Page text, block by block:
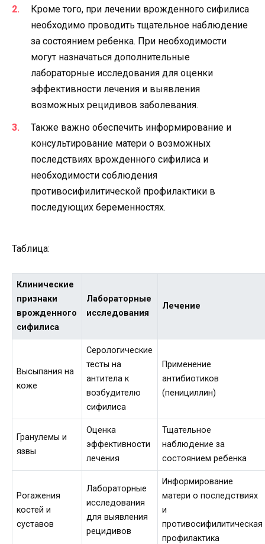
Кроме того, при лечении врожденного сифилиса
необходимо проводить тщательное наблюдение
за состоянием ребенка. При необходимости
могут назначаться дополнительные
лабораторные исследования для оценки
эффективности лечения и выявления
возможных рецидивов заболевания.
Также важно обеспечить информирование и
консультирование матери о возможных
последствиях врожденного сифилиса и
необходимости соблюдения
противосифилитической профилактики в
последующих беременностях.
Таблица:
Клинические
признаки
врожденного
сифилиса
Лабораторные
исследования
Лечение
Высыпания на
коже
Серологические
тесты на
антитела к
возбудителю
сифилиса
Применение
антибиотиков
(пенициллин)
Гранулемы и
язвы
Оценка
эффективности
лечения
Тщательное
наблюдение за
состоянием ребенка
Porажения
костей и
суставов
Лабораторные
исследования
для выявления
рецидивов
Информирование
матери о последствиях
и
противосифилитическая
профилактика